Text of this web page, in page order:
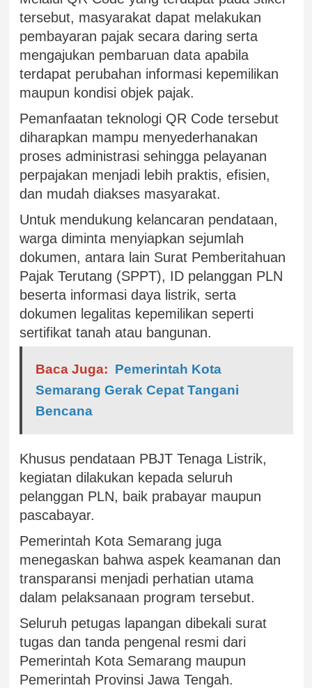
tersebut, masyarakat dapat melakukan
pembayaran pajak secara daring serta
mengajukan pembaruan data apabila
terdapat perubahan informasi kepemilikan
maupun kondisi objek pajak.
Pemanfaatan teknologi QR Code tersebut
diharapkan mampu menyederhanakan
proses administrasi sehingga pelayanan
perpajakan menjadi lebih praktis, efisien,
dan mudah diakses masyarakat.
Untuk mendukung kelancaran pendataan,
warga diminta menyiapkan sejumlah
dokumen, antara lain Surat Pemberitahuan
Pajak Terutang (SPPT), ID pelanggan PLN
beserta informasi daya listrik, serta
dokumen legalitas kepemilikan seperti
sertifikat tanah atau bangunan.
Baca Juga: Pemerintah Kota
Semarang Gerak Cepat Tangani
Bencana
Khusus pendataan PBJT Tenaga Listrik,
kegiatan dilakukan kepada seluruh
pelanggan PLN, baik prabayar maupun
pascabayar.
Pemerintah Kota Semarang juga
menegaskan bahwa aspek keamanan dan
transparansi menjadi perhatian utama
dalam pelaksanaan program tersebut.
Seluruh petugas lapangan dibekali surat
tugas dan tanda pengenal resmi dari
Pemerintah Kota Semarang maupun
Pemerintah Provinsi Jawa Tengah.